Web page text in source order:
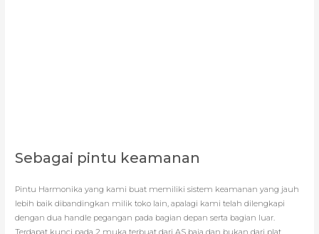
Sebagai pintu keamanan
Pintu Harmonika yang kami buat memiliki sistem keamanan yang jauh
lebih baik dibandingkan milik toko lain, apalagi kami telah dilengkapi
dengan dua handle pegangan pada bagian depan serta bagian luar.